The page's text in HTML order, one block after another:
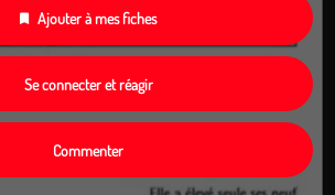
Ajouter à mes fiches
Se connecter et réagir
Commenter